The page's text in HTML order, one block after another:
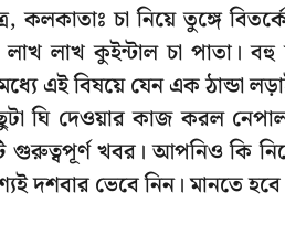
কলকাতাঃ চা নিয়ে তুঙ্গে
লাখ কুইন্টাল চা পাতা। বহু
এই বিষয়ে যেন এক ঠান্ডা
ঘি দেওয়ার কাজ করল নেপাল।
খবর। আপনিও কি
দশবার ভেবে নিন। মানতে